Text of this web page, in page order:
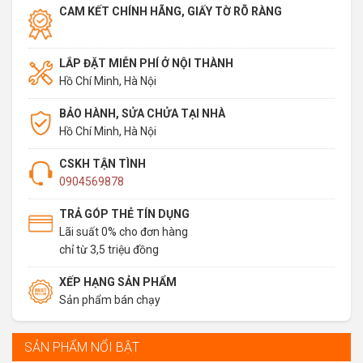
CAM KẾT CHÍNH HÃNG, GIẤY TỜ RÕ RÀNG
LẮP ĐẶT MIỄN PHÍ Ở NỘI THÀNH
Hồ Chí Minh, Hà Nội
BẢO HÀNH, SỬA CHỬA TẠI NHÀ
Hồ Chí Minh, Hà Nội
CSKH TẬN TÌNH
0904569878
TRẢ GÓP THẺ TÍN DỤNG
Lãi suất 0% cho đơn hàng
chỉ từ 3,5 triệu đồng
XẾP HẠNG SẢN PHẨM
Sản phẩm bán chạy
SẢN PHẨM NỔI BẬT